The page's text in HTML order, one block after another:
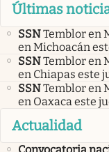
Últimas
SSNTemblor en
en Michoacán
SSNTemblor en
en Chiapas este
SSNTemblor en
en Oaxaca este
Actualidad